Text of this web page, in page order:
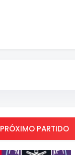
PRÓXIMO PARTIDO